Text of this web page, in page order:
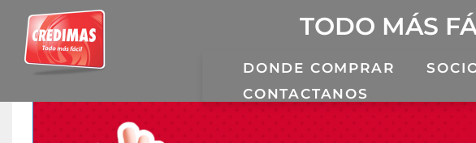
TODO MÁS
DONDE COMPRAR
CONTACTANOS